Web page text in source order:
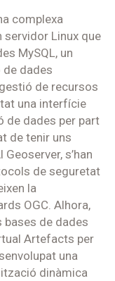
complexa
Linux que
MySQL, un
de dades
de recursos
una interfície
de dades per part
de tenir uns
s’han
de seguretat
la
OGC. Alhora,
bases de dades
Artefacts per
una
dinàmica